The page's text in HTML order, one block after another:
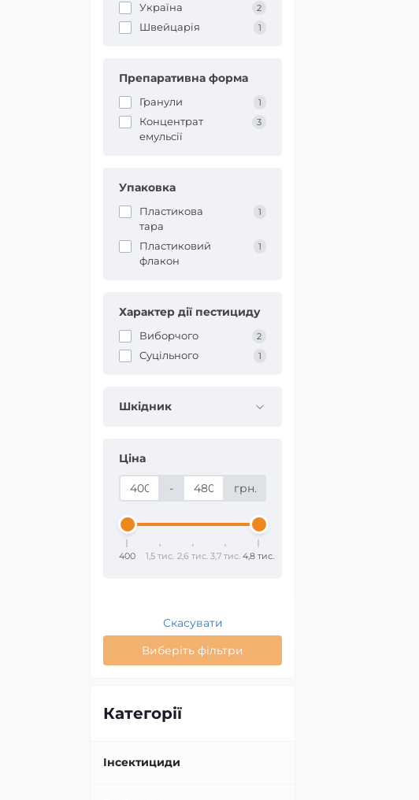
Україна 2
Швейцарія 1
Препаративна форма
Гранули 1
Концентрат
емульсії
3
Упаковка
Пластикова
тара
1
Пластиковий
флакон
1
Характер дії пестициду
Виборчого 2
Суцільного 1
Шкідник
Ціна
- грн.
400 1,5 тис. 2,6 тис. 3,7 тис. 4,8 тис.
Скасувати
Виберіть фільтри
Категорії
Інсектициди